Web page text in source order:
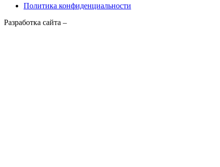
ChannelПолитика конфиденциальности
Разработка сайта –